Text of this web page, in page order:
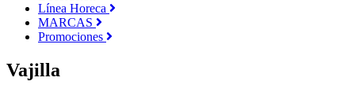
Línea Horeca
MARCAS
Promociones
Vajilla